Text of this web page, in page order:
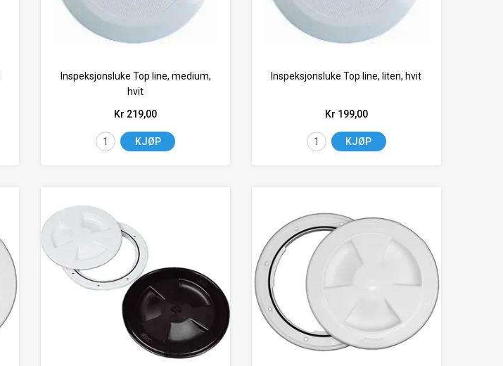
Inspeksjonsluke Top line, medium,
hvit
Kr 219,00
KJØP
Inspeksjonsluke Top line, liten, hvit
Kr 199,00
KJØP